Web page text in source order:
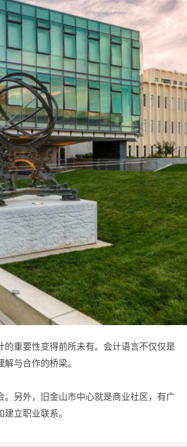
重要性变得前所未有。会计语言不仅仅是
与合作的桥梁。
。另外，旧金山市中心就是商业社区，有广
立职业联系。